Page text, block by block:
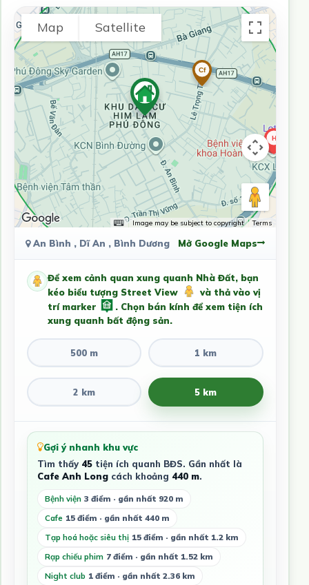
Map Satellite
Image may be subject to copyright Terms
An Bình , Dĩ An , Bình Dương Mở Google Maps
Để xem cảnh quan xung quanh Nhà Đất, bạn
kéo biểu tượng Street View
và thả vào vị
trí marker
. Chọn bán kính để xem tiện ích
xung quanh bất động sản.
500 m 1 km
2 km 5 km
Gợi ý nhanh khu vực
Tìm thấy 45tiện ích quanh BĐS. Gần nhất là
Cafe Anh Longcách khoảng 440 m.
Bệnh viện 3 điểm · gần nhất 920 m
Cafe 15 điểm · gần nhất 440 m
Tạp hoá hoặc siêu thị 15 điểm · gần nhất 1.2 km
Rạp chiếu phim 7 điểm · gần nhất 1.52 km
Night club 1 điểm · gần nhất 2.36 km